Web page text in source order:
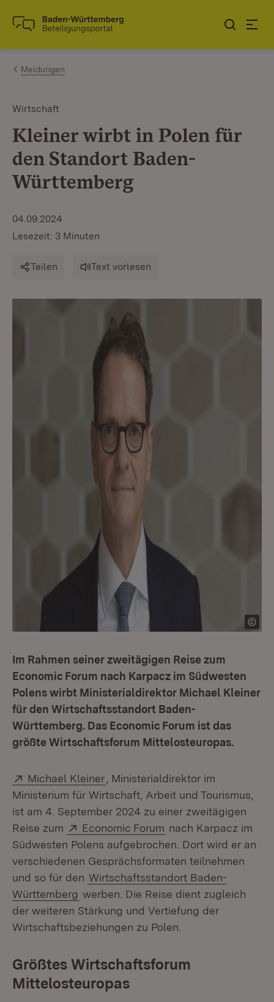
Zum Inhalt springen
Link zur Startseite
Meldungen
Wirtschaft
Kleiner wirbt in Polen für
den Standort Baden-
Württemberg
04.09.2024
Lesezeit: 3 Minuten
Teilen Text vorlesen
Im Rahmen seiner zweitägigen Reise zum
Economic Forum nach Karpacz im Südwesten
Polens wirbt Ministerialdirektor Michael Kleiner
für den Wirtschaftsstandort Baden-
Württemberg. Das Economic Forum ist das
größte Wirtschaftsforum Mittelosteuropas.
Extern:
Michael Kleiner (Öffnet in neuem Fenster)
, Ministerialdirektor im
Ministerium für Wirtschaft, Arbeit und Tourismus,
ist am 4. September 2024 zu einer zweitägigen
Reise zum
Extern:
Economic Forum (Öffnet in neuem
nach Karpacz im
Südwesten Polens aufgebrochen. Dort wird er an
verschiedenen Gesprächsformaten teilnehmen
und so für den Wirtschaftsstandort Baden-
Württemberg werben. Die Reise dient zugleich
der weiteren Stärkung und Vertiefung der
Wirtschaftsbeziehungen zu Polen.
Größtes Wirtschaftsforum
Mittelosteuropas